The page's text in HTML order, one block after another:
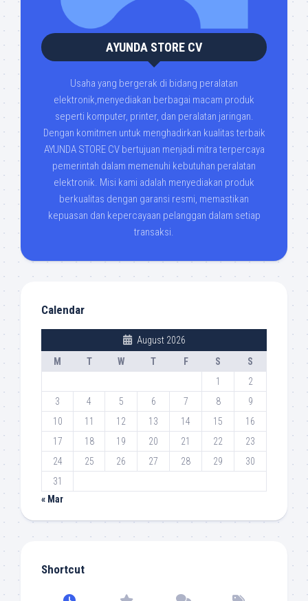
AYUNDA STORE CV
Usaha yang bergerak di bidang peralatan
elektronik,menyediakan berbagai macam produk
seperti komputer, printer, dan peralatan jaringan.
Dengan komitmen untuk menghadirkan kualitas terbaik
AYUNDA STORE CV bertujuan menjadi mitra terpercaya
pemerintah dalam memenuhi kebutuhan peralatan
elektronik. Misi kami adalah menyediakan produk
berkualitas dengan garansi resmi, memastikan
kepuasan dan kepercayaan pelanggan dalam setiap
transaksi.
Calendar
August 2026
M
T W T F S
S
1
2
3
4 5 6 7 8
9
10
11 12 13 14 15
16
17
18 19 20 21 22
23
24
25 26 27 28 29
30
31
« Mar
Shortcut